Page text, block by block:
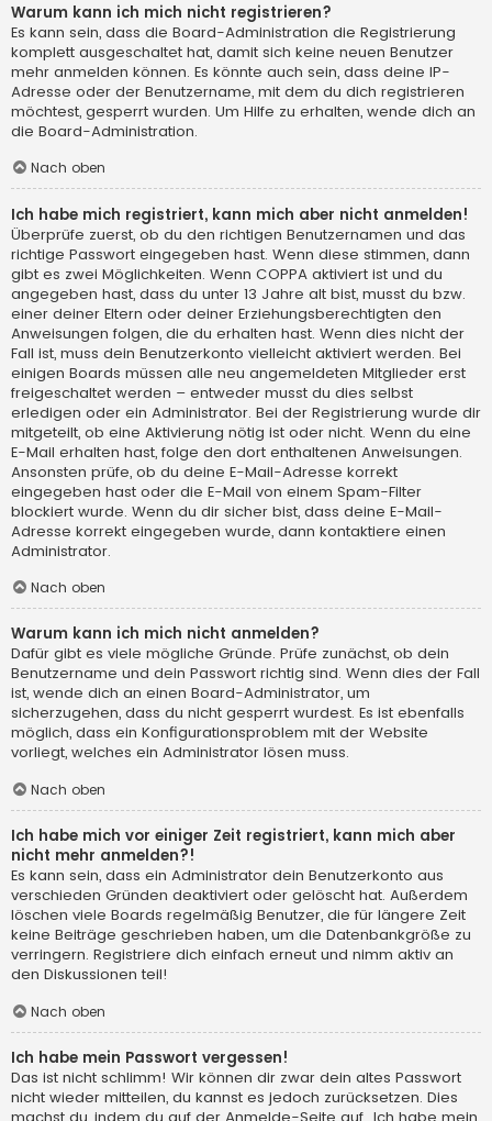
Warum kann ich mich nicht registrieren?
Es kann sein, dass die Board-Administration die Registrierung
komplett ausgeschaltet hat, damit sich keine neuen Benutzer
mehr anmelden können. Es könnte auch sein, dass deine IP-
Adresse oder der Benutzername, mit dem du dich registrieren
möchtest, gesperrt wurden. Um Hilfe zu erhalten, wende dich an
die Board-Administration.
Nach oben
Ich habe mich registriert, kann mich aber nicht anmelden!
Überprüfe zuerst, ob du den richtigen Benutzernamen und das
richtige Passwort eingegeben hast. Wenn diese stimmen, dann
gibt es zwei Möglichkeiten. Wenn COPPA aktiviert ist und du
angegeben hast, dass du unter 13 Jahre alt bist, musst du bzw.
einer deiner Eltern oder deiner Erziehungsberechtigten den
Anweisungen folgen, die du erhalten hast. Wenn dies nicht der
Fall ist, muss dein Benutzerkonto vielleicht aktiviert werden. Bei
einigen Boards müssen alle neu angemeldeten Mitglieder erst
freigeschaltet werden – entweder musst du dies selbst
erledigen oder ein Administrator. Bei der Registrierung wurde dir
mitgeteilt, ob eine Aktivierung nötig ist oder nicht. Wenn du eine
E-Mail erhalten hast, folge den dort enthaltenen Anweisungen.
Ansonsten prüfe, ob du deine E-Mail-Adresse korrekt
eingegeben hast oder die E-Mail von einem Spam-Filter
blockiert wurde. Wenn du dir sicher bist, dass deine E-Mail-
Adresse korrekt eingegeben wurde, dann kontaktiere einen
Administrator.
Nach oben
Warum kann ich mich nicht anmelden?
Dafür gibt es viele mögliche Gründe. Prüfe zunächst, ob dein
Benutzername und dein Passwort richtig sind. Wenn dies der Fall
ist, wende dich an einen Board-Administrator, um
sicherzugehen, dass du nicht gesperrt wurdest. Es ist ebenfalls
möglich, dass ein Konfigurationsproblem mit der Website
vorliegt, welches ein Administrator lösen muss.
Nach oben
Ich habe mich vor einiger Zeit registriert, kann mich aber
nicht mehr anmelden?!
Es kann sein, dass ein Administrator dein Benutzerkonto aus
verschieden Gründen deaktiviert oder gelöscht hat. Außerdem
löschen viele Boards regelmäßig Benutzer, die für längere Zeit
keine Beiträge geschrieben haben, um die Datenbankgröße zu
verringern. Registriere dich einfach erneut und nimm aktiv an
den Diskussionen teil!
Nach oben
Ich habe mein Passwort vergessen!
Das ist nicht schlimm! Wir können dir zwar dein altes Passwort
nicht wieder mitteilen, du kannst es jedoch zurücksetzen. Dies